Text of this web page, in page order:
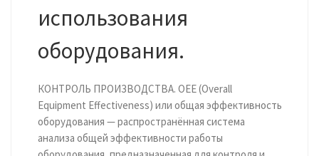
использования
оборудования.
КОНТРОЛЬ ПРОИЗВОДСТВА. OEE (Overall
Equipment Effectiveness) или общая эффективность
оборудования — распространённая система
анализа общей эффективности работы